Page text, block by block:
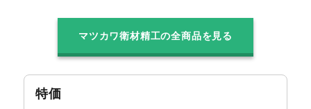
マツカワ衛材精工の全商品を見る
特価